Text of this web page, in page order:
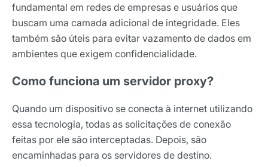
fundamental em redes de empresas e usuários que
buscam uma camada adicional de integridade. Eles
também são úteis para evitar vazamento de dados em
ambientes que exigem confidencialidade.
Como funciona um servidor proxy?
Quando um dispositivo se conecta à internet utilizando
essa tecnologia, todas as solicitações de conexão
feitas por ele são interceptadas. Depois, são
encaminhadas para os servidores de destino.